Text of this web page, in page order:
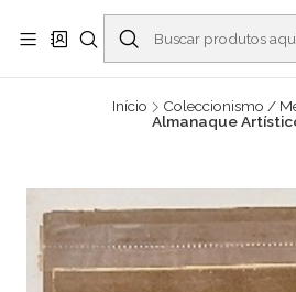
Buscantiguidades - Leilões. Colecionismo
Castelo -
Leia mais
Início
Coleccionismo /
Almanaque